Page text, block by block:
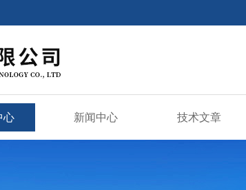
心 新闻中心 技术文章